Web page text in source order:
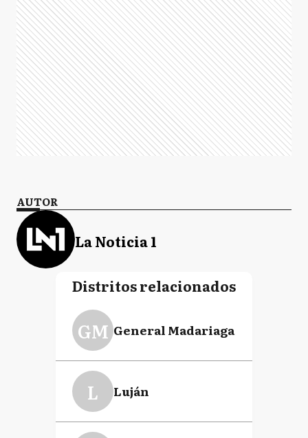
AUTOR
La Noticia 1
Distritos relacionados
GM General Madariaga
L Luján